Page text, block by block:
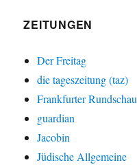
ZEITUNGEN
Der Freitag
die tageszeitung (taz)
Frankfurter Rundschau
guardian
Jacobin
Jüdische Allgemeine